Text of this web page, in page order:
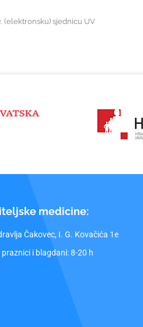
(elektronsku) sjednicu UV
medicine:
Čakovec, I. G. Kovačića 1e
i blagdani: 8-20 h